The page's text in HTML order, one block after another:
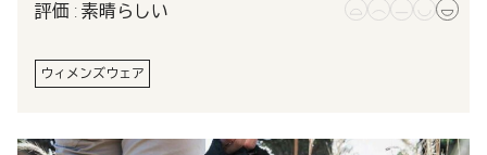
評価 : 素晴らしい
ウィメンズウェア